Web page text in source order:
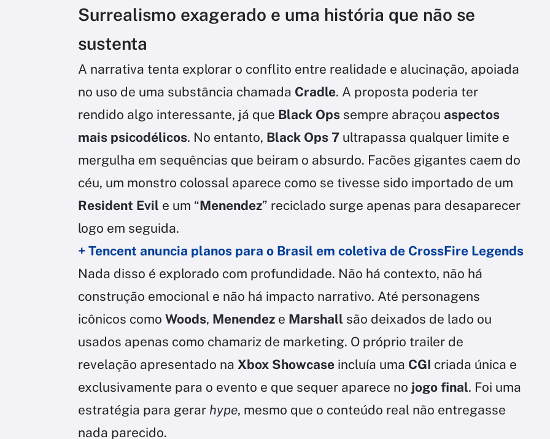
Surrealismo exagerado e uma história que não se
sustenta
A narrativa tenta explorar o conflito entre realidade e alucinação, apoiada
no uso de uma substância chamada Cradle. A proposta poderia ter
rendido algo interessante, já que Black Ops sempre abraçou aspectos
mais psicodélicos. No entanto, Black Ops 7 ultrapassa qualquer limite e
mergulha em sequências que beiram o absurdo. Facões gigantes caem do
céu, um monstro colossal aparece como se tivesse sido importado de um
Resident Evil e um “Menendez” reciclado surge apenas para desaparecer
logo em seguida.
+ Tencent anuncia planos para o Brasil em coletiva de CrossFire Legends
Nada disso é explorado com profundidade. Não há contexto, não há
construção emocional e não há impacto narrativo. Até personagens
icônicos como Woods, Menendez e Marshall são deixados de lado ou
usados apenas como chamariz de marketing. O próprio trailer de
revelação apresentado na Xbox Showcase incluía uma CGI criada única e
exclusivamente para o evento e que sequer aparece no jogo final. Foi uma
estratégia para gerar hype, mesmo que o conteúdo real não entregasse
nada parecido.